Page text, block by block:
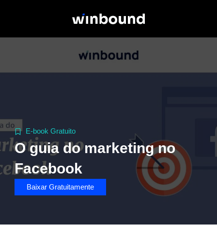
E-book Gratuito
O guia do marketing no
Facebook
Baixar Gratuitamente